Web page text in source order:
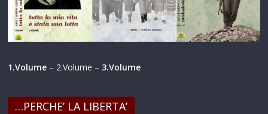
1.Volume – 2.Volume – 3.Volume
…PERCHE’ LA LIBERTA’